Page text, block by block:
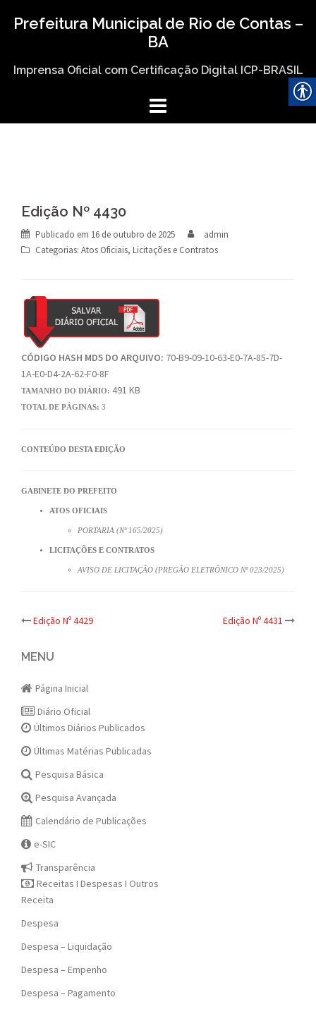
Prefeitura Municipal de Rio de Contas –
BA
Imprensa Oficial com Certificação Digital ICP-BRASIL
Edição Nº 4430
Publicado em 16 de outubro de 2025
admin
Categorias: Atos Oficiais, Licitações e Contratos
CÓDIGO HASH MD5 DO ARQUIVO: 70-B9-09-10-63-E0-7A-85-7D-
1A-E0-D4-2A-62-F0-8F
TAMANHO DO DIÁRIO: 491 KB
TOTAL DE PÁGINAS: 3
CONTEÚDO DESTA EDIÇÃO
GABINETE DO PREFEITO
ATOS OFICIAIS
PORTARIA (Nº 165/2025)
LICITAÇÕES E CONTRATOS
AVISO DE LICITAÇÃO (PREGÃO ELETRÔNICO Nº 023/2025)
Post
navigation
Edição Nº 4429 Edição Nº 4431
MENU
Página Inicial
Diário Oficial
Últimos Diários Publicados
Últimas Matérias Publicadas
Pesquisa Básica
Pesquisa Avançada
Calendário de Publicações
e-SIC
Transparência
Receitas I Despesas I Outros
Receita
Despesa
Despesa – Liquidação
Despesa – Empenho
Despesa – Pagamento